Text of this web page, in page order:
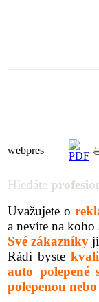
webpres
Hledáte
Uvažujete o
a nevíte na koho
Své zákazníky
Rádi byste
auto polepené
polepenou